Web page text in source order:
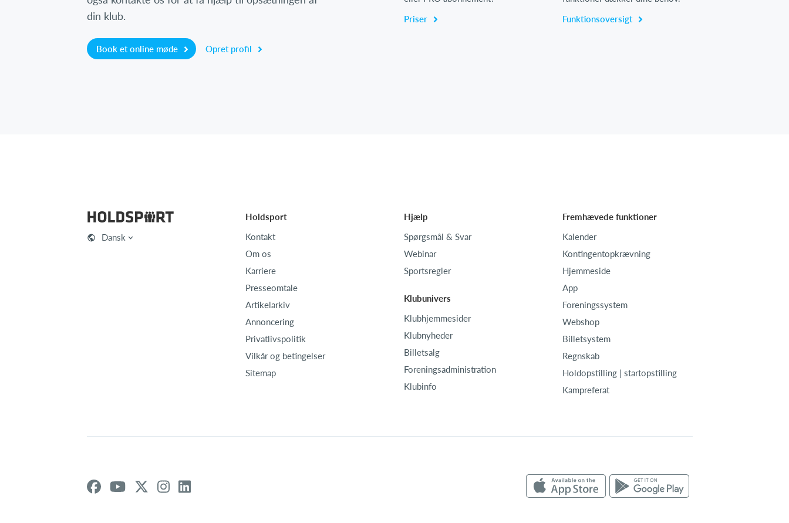
din klub.
Book et online møde Opret profil
Priser
Funktionsoversigt
Dansk
Holdsport
Kontakt
Om os
Karriere
Presseomtale
Artikelarkiv
Annoncering
Privatlivspolitik
Vilkår og betingelser
Sitemap
Hjælp
Spørgsmål & Svar
Webinar
Sportsregler
Klubunivers
Klubhjemmesider
Klubnyheder
Billetsalg
Foreningsadministration
Klubinfo
Fremhævede funktioner
Kalender
Kontingentopkrævning
Hjemmeside
App
Foreningssystem
Webshop
Billetsystem
Regnskab
Holdopstilling | startopstilling
Kampreferat